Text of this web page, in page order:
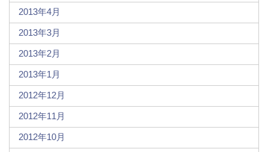
2013年4月
2013年3月
2013年2月
2013年1月
2012年12月
2012年11月
2012年10月